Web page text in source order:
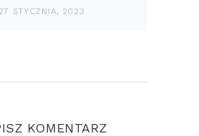
27 STYCZNIA, 2023
KOMENTARZ